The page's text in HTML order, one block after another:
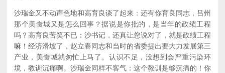
沙瑞金又不动声色地和高育良谈了起来：还有你育良同志，吕州
那个美食城又是怎么回事？据说是你批的，是当年的政绩工程
吗？高育良苦笑不已：沙书记，还真让您说对了，就是政绩工程
嘛！经济滑坡了，赵立春同志和当时的省委提出要大力发展第三
产业，美食城就匆忙上马了。认识不足，没想到会严重污染环
境，教训沉痛啊。沙瑞金同样不客气：这个教训是够沉痛的！你